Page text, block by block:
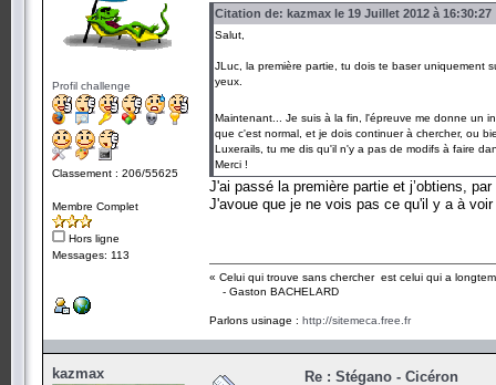
Profil challenge
Classement : 206/55625
Membre Complet
Hors ligne
Messages: 113
Citation de: kazmax le 19 Juillet 2012 à 16:30:27
Salut,
JLuc, la première partie, tu dois te baser uniquement
yeux.
Maintenant... Je suis à la fin, l'épreuve me donne un
que c'est normal, et je dois continuer à chercher, ou
Luxerails, tu me dis qu'il n'y a pas de modifs à faire
Merci !
J'ai passé la première partie et j’obtiens,
J'avoue que je ne vois pas ce qu'il y a à voir
« Celui qui trouve sans chercher est celui qui a
- Gaston BACHELARD
Parlons usinage : http://sitemeca.free.fr
kazmax Re : Stégano - Cicéron